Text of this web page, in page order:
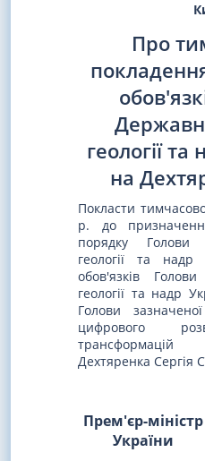
Про
геології
на
Покласти
р. до
порядку Голови
геології та надр
обов'язків
геології та надр
Голови
цифрового
Дехтяренка Сергія
Прем'єр-міністр
України